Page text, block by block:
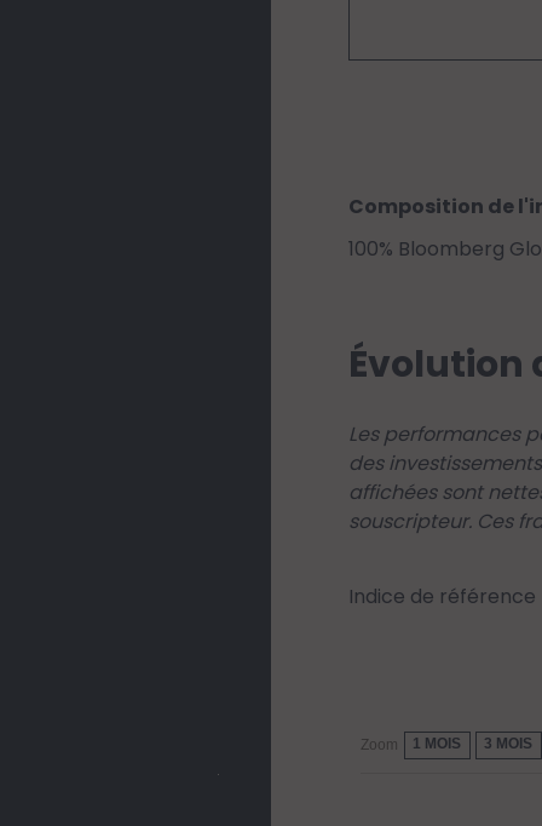
Composition de
100% Bloomberg
Évolution
Les performances
des
affichées sont
souscripteur. Ces
Indice de référence
Zoom 1 MOIS 3 MOIS